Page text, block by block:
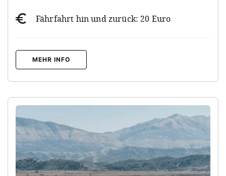
Fährfahrt hin und zurück: 20 Euro
MEHR INFO